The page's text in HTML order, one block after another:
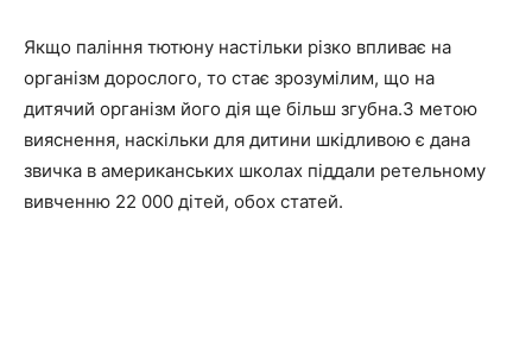
Якщо паління тютюну настільки різко впливає на
організм дорослого, то стає зрозумілим, що на
дитячий організм його дія ще більш згубна.З метою
вияснення, наскільки для дитини шкідливою є дана
звичка в американських школах піддали ретельному
вивченню 22 000 дітей, обох статей.